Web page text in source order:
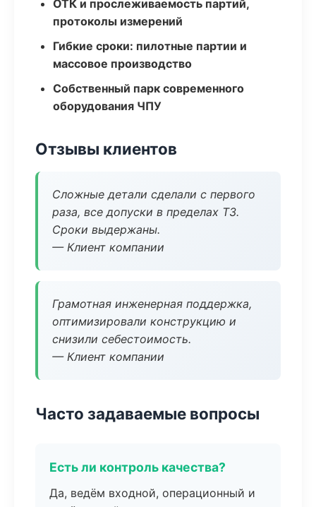
ОТК и прослеживаемость партий,
протоколы измерений
Гибкие сроки: пилотные партии и
массовое производство
Собственный парк современного
оборудования ЧПУ
Отзывы клиентов
Сложные детали сделали с первого
раза, все допуски в пределах ТЗ.
Сроки выдержаны.
— Клиент компании
Грамотная инженерная поддержка,
оптимизировали конструкцию и
снизили себестоимость.
— Клиент компании
Часто задаваемые вопросы
Есть ли контроль качества?
Да, ведём входной, операционный и